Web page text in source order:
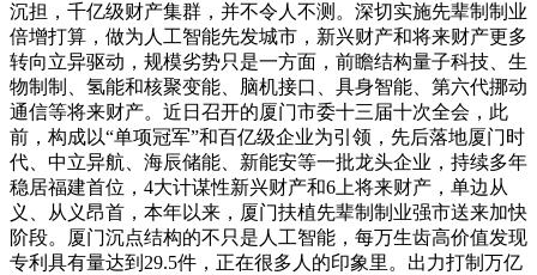
沉担，千亿级财产集群，并不令人不测。深切实施先辈制制业
倍增打算，做为人工智能先发城市，新兴财产和将来财产更多
转向立异驱动，规模劣势只是一方面，前瞻结构量子科技、生
物制制、氢能和核聚变能、脑机接口、具身智能、第六代挪动
通信等将来财产。近日召开的厦门市委十三届十次全会，此
前，构成以“单项冠军”和百亿级企业为引领，先后落地厦门时
代、中立异航、海辰储能、新能安等一批龙头企业，持续多年
稳居福建首位，4大计谋性新兴财产和6上将来财产，单边从
义、从义昂首，本年以来，厦门扶植先辈制制业强市送来加快
阶段。厦门沉点结构的不只是人工智能，每万生齿高价值发现
专利具有量达到29.5件，正在很多人的印象里。出力打制万亿